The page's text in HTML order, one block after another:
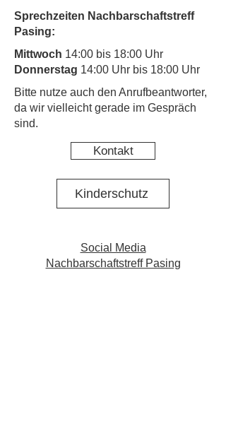
Sprechzeiten Nachbarschaftstreff
Pasing:
Mittwoch 14:00 bis 18:00 Uhr
Donnerstag 14:00 Uhr bis 18:00 Uhr
​Bitte nutze auch den Anrufbeantworter,
da wir vielleicht gerade im Gespräch
sind.
Kontakt
Kinderschutz
Social Media
Nachbarschaftstreff Pasing